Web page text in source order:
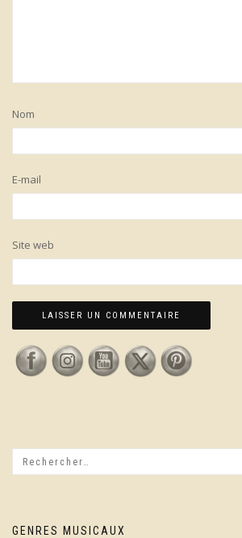
Nom
E-mail
Site web
GENRES MUSICAUX